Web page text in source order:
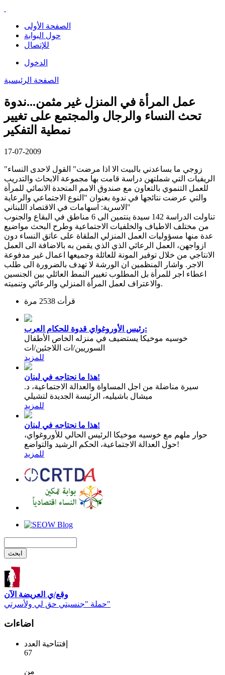
الصفحة الأولى
حول البوابة
للإتصال
الدخول
الصفحة الرئيسية
عمل المرأة في المنزل غير مثمن...ندوة
تحث النساء والرجال والمجتمع على تغيير
نمطية التفكير
17-07-2009
"زوجي ما بساعدني بالبيت الا اذا مرضت" القول لاحدى النساء
الريفيات التي شملتهن دراسة قامت بها مجموعة الابحاث والتدريب
للعمل التنموي بالتعاون مع صندوق الامم المتحدة الانمائي للمرأة
والتي عرضت نتائجها في ندوة بعنوان "النوع الاجتماعي والرعاية
الاسرية: اسهامات في الاقتصاد اللبناني"
تناولت الدراسة 142 سيدة ينتمين الى 6 مناطق في البقاع والجنوب
من مختلف الاطياف والخلفيات الاجتماعية وطرح البحث مواضيع
عدة منها مسؤوليات العمل المنزلي الملقاة على عاتق النساء دون
ازواجهن، العمل الرعائي الذي الذي يقمن به بالاضافة الى العمل
الانتاجي من خلال توفير المونة للعائلة وجميعها اعمال غير مدفوعة
الاجر. واشار المنظمين ان الورشة لا تهدف بالضرورة الى طلب
اعطاء اجر للمرأة بل المطلوب تغيير النمط العائلي بين الجنسين
والاعتراف لعمل المرأة المنزلي والرعائي وتنميته.
قرأت 2538 مرة
رئيس الأوروغواي قدوة للحكام العرب:
خوسيه موخيكا يستضيف في منزله الخاص الأطفال
السوريين/ات اللاجئين/ات
للمزيد
هذا ما نحتاجه في لبنان!
سيرة مناضلة من اجل المساواة والعدالة الاجتماعية، د.
ميشال باشيليه، الرئيسة الجديدة لتشيلي
للمزيد
هذا ما نحتاجه في لبنان!
حوار ملهم مع خوسيه موخيكا الرئيس الحالي للأوروغواي،
حول العدالة الاجتماعية، الحكم الرشيد والتواضع!
للمزيد
وقع/ي العريضة الآن
حملة "جنسيتي حق لي ولأسرتي"
اضاءات
إفتتاحية العدد
67
من